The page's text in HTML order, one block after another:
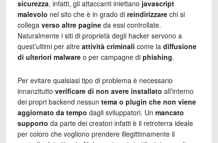
sicurezza, infatti, gli attaccanti iniettano javascript
malevolo nel sito che è in grado di reindirizzarechi si
collega verso altre pagineda essi controllate.
Naturalmente i siti di proprietà degli hacker servono a
quest’ultimi per altre attività criminali come la diffusione
di ulteriori malwareo per campagne di phishing.
Per evitare qualsiasi tipo di problema è necessario
innanzitutto verificare di non avere installato all’interno
dei propri backend nessun tema o plugin che non viene
aggiornato da tempo dagli sviluppatori. Un mancato
supporto da parte dei creatori infatti è il retroterra ideale
per coloro che vogliono prendere illegittimamente il